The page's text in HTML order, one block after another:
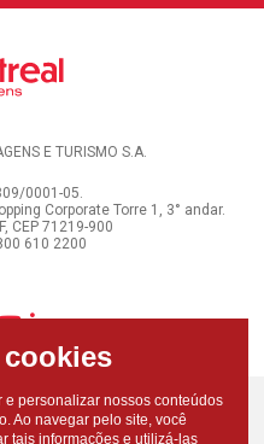
E TURISMO S.A.
0001-05.
Corporate Torre 1, 3° andar.
CEP 71219-900
610 2200
personalizar nossos conteúdos
Ao navegar pelo site, você
tais informações e utilizá-las